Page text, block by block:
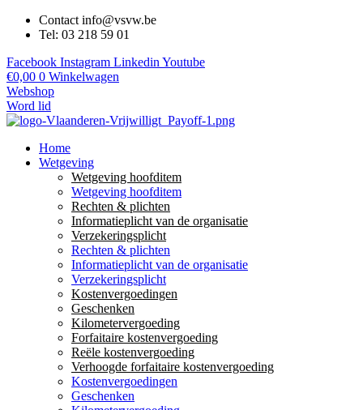
Contact info@vsvw.be
Tel: 03 218 59 01
Facebook Instagram Linkedin Youtube
€0,00 0 Winkelwagen
Webshop
Word lid
Home
Wetgeving
Wetgeving hoofditem
Wetgeving hoofditem
Rechten & plichten
Informatieplicht van de organisatie
Verzekeringsplicht
Rechten & plichten
Informatieplicht van de organisatie
Verzekeringsplicht
Kostenvergoedingen
Geschenken
Kilometervergoeding
Forfaitaire kostenvergoeding
Reële kostenvergoeding
Verhoogde forfaitaire kostenvergoeding
Kostenvergoedingen
Geschenken